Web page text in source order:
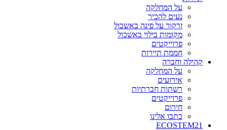
על המחלקה
נעים להכיר
זרקור על פינה באשכול
מקומות בילוי באשכול
פרוייקטים
חממת תיירות
קהילה וחברה
על המחלקה
אירועים
רשתות חברתיות
פרוייקטים
חירום
כתבו אלינו
ECOSTEM21